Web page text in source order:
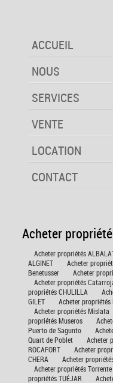
ACCUEIL
NOUS
SERVICES
VENTE
LOCATION
CONTACT
Acheter
Acheter propriétés
ALGINET
Acheter
Benetusser
Acheter
Acheter propriétés
propriétés CHULILLA
GILET
Acheter propriétés
Acheter propriétés Mislata
propriétés Museros
Puerto de Sagunto
Quart de Poblet
Acheter
ROCAFORT
Acheter
CHERA
Acheter
Acheter propriétés Torrente
propriétés TUÉJAR